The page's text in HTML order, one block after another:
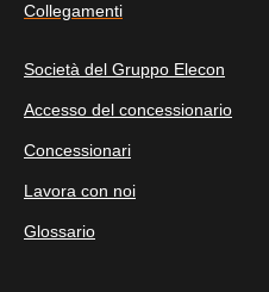
Collegamenti
Società del Gruppo Elecon
Accesso del concessionario
Concessionari
Lavora con noi
Glossario